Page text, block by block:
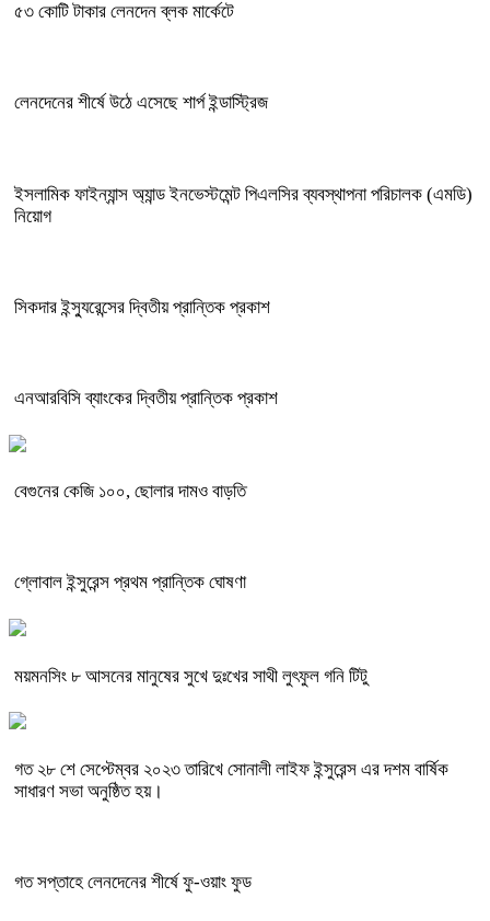
৫৩ কোটি টাকার লেনদেন ব্লক মার্কেটে
লেনদেনের শীর্ষে উঠে এসেছে শার্প ইন্ডাস্ট্রিজ
ইসলামিক ফাইন্যান্স অ্যান্ড ইনভেস্টমেন্ট পিএলসির ব্যবস্থাপনা পরিচালক (এমডি)
নিয়োগ
সিকদার ইন্স্যুরেন্সের দ্বিতীয় প্রান্তিক প্রকাশ
এনআরবিসি ব্যাংকের দ্বিতীয় প্রান্তিক প্রকাশ
বেগুনের কেজি ১০০, ছোলার দামও বাড়তি
গ্লোবাল ইন্সুরেন্স প্রথম প্রান্তিক ঘোষণা
ময়মনসিং ৮ আসনের মানুষের সুখে দুঃখের সাথী লুৎফুল গনি টিটু
গত ২৮ শে সেপ্টেম্বর ২০২৩ তারিখে সোনালী লাইফ ইন্সুরেন্স এর দশম বার্ষিক
সাধারণ সভা অনুষ্ঠিত হয়।
গত সপ্তাহে লেনদেনের শীর্ষে ফু-ওয়াং ফুড